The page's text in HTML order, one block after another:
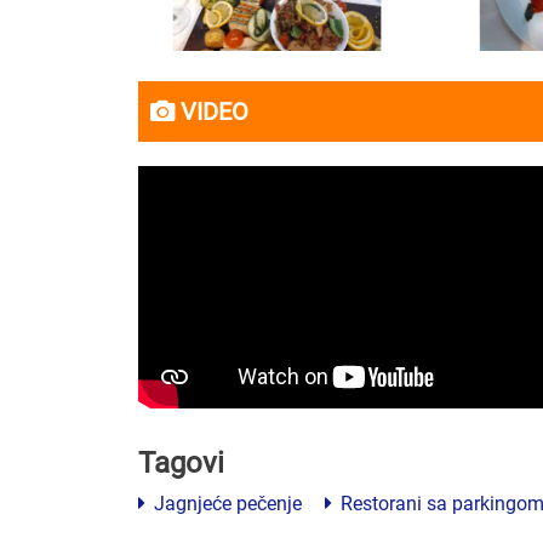
VIDEO
Tagovi
Jagnjeće pečenje Restorani sa parkingom